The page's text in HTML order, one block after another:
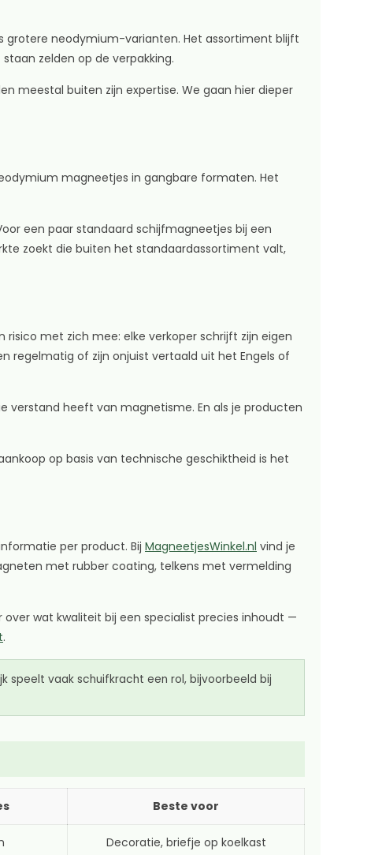
grotere neodymium-varianten. Het assortiment blijft
zelden op de verpakking.
meestal buiten zijn expertise. We gaan hier dieper
magneetjes in gangbare formaten. Het
een paar standaard schijfmagneetjes bij een
zoekt die buiten het standaardassortiment valt,
met zich mee: elke verkoper schrijft zijn eigen
regelmatig of zijn onjuist vertaald uit het Engels of
verstand heeft van magnetisme. En als je producten
op basis van technische geschiktheid is het
per product. Bij MagneetjesWinkel.nl vind je
met rubber coating, telkens met vermelding
wat kwaliteit bij een specialist precies inhoudt —
.
speelt vaak schuifkracht een rol, bijvoorbeeld bij
Beste voor
Decoratie, briefje op koelkast